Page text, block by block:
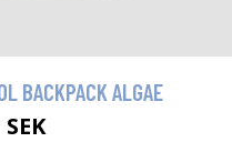
BACKPACK ALGAE